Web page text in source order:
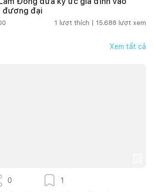
đương đại
1 lượt thích | 15.688 lượt xem
Xem tất cả
0 1